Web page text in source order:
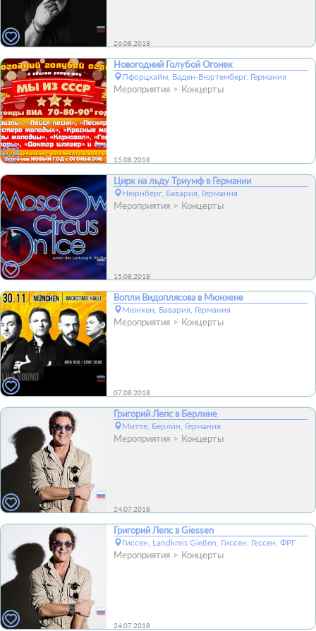
26.08.2018
Новогодний Голубой Огонек
Пфорцхайм, Баден-Вюртемберг, Германия
Мероприятия Концерты
15.08.2018
Цирк на льду Триумф в Германии
Нюрнберг, Бавария, Германия
Мероприятия Концерты
15.08.2018
Вопли Видоплясова в Мюнхене
Мюнхен, Бавария, Германия
Мероприятия Концерты
07.08.2018
Григорий Лепс в Берлине
Митте, Берлин, Германия
Мероприятия Концерты
24.07.2018
Григорий Лепс в Giessen
Гиссен, Landkreis Gießen, Гиссен, Гессен, ФРГ
Мероприятия Концерты
24.07.2018